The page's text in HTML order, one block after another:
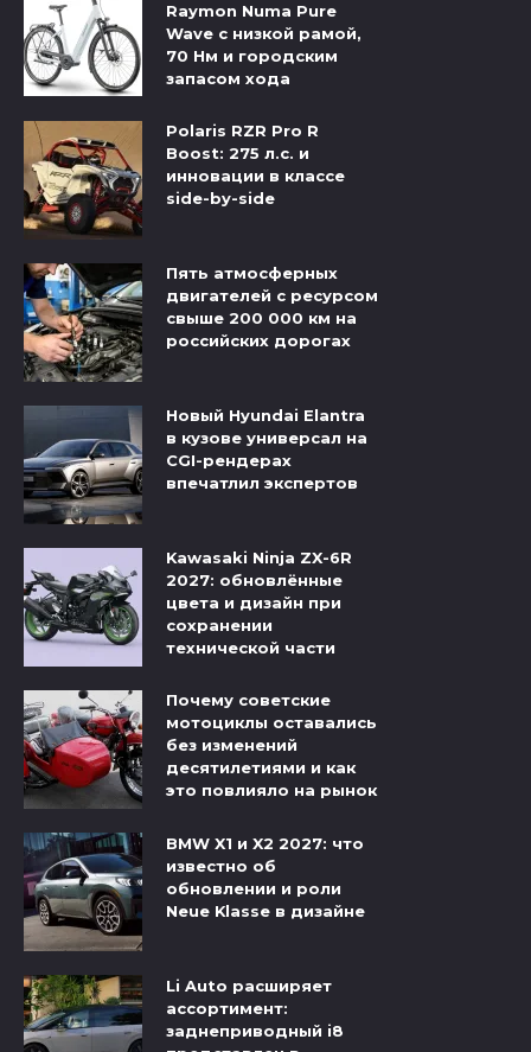
Raymon Numa Pure
Wave с низкой рамой,
70 Нм и городским
запасом хода
Polaris RZR Pro R
Boost: 275 л.с. и
инновации в классе
side-by-side
Пять атмосферных
двигателей с ресурсом
свыше 200 000 км на
российских дорогах
Новый Hyundai Elantra
в кузове универсал на
CGI-рендерах
впечатлил экспертов
Kawasaki Ninja ZX-6R
2027: обновлённые
цвета и дизайн при
сохранении
технической части
Почему советские
мотоциклы оставались
без изменений
десятилетиями и как
это повлияло на рынок
BMW X1 и X2 2027: что
известно об
обновлении и роли
Neue Klasse в дизайне
Li Auto расширяет
ассортимент:
заднеприводный i8